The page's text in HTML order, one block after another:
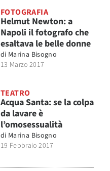
FOTOGRAFIA
Helmut Newton: a
Napoli il fotografo che
esaltava le belle donne
di Marina Bisogno
13 Marzo 2017
TEATRO
Acqua Santa: se la colpa
da lavare è
l’omosessualità
di Marina Bisogno
19 Febbraio 2017